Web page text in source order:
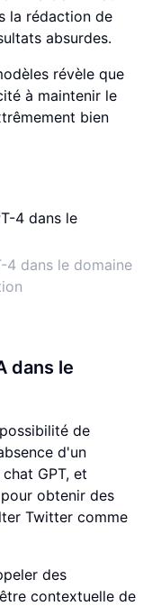
la rédaction de
absurdes.
révèle que
à maintenir le
bien
4 dans le domaine
dans le
de
d'un
GPT, et
obtenir des
Twitter comme
des
contextuelle de